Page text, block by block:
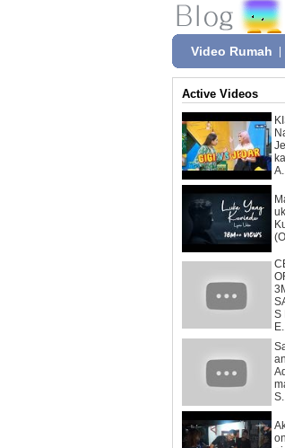
Video Rumah
Active Videos
S